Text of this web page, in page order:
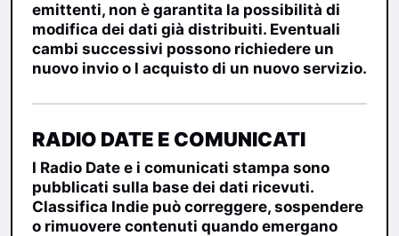
emittenti, non è garantita la possibilità di
modifica dei dati già distribuiti. Eventuali
cambi successivi possono richiedere un
nuovo invio o l acquisto di un nuovo servizio.
RADIO DATE E COMUNICATI
I Radio Date e i comunicati stampa sono
pubblicati sulla base dei dati ricevuti.
Classifica Indie può correggere, sospendere
o rimuovere contenuti quando emergano